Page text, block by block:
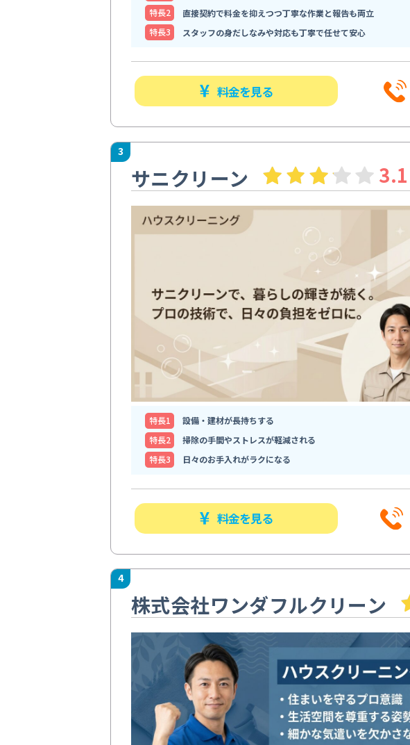
特⻑2
直接契約で料金を抑えつつ丁寧な作業と報告も両立
特⻑3
スタッフの身だしなみや対応も丁寧で任せて安心
料金を見る
3
サニクリーン 3.1
特⻑1
設備・建材が長持ちする
特⻑2
掃除の手間やストレスが軽減される
特⻑3
日々のお手入れがラクになる
料金を見る
4
株式会社ワンダフルクリーン